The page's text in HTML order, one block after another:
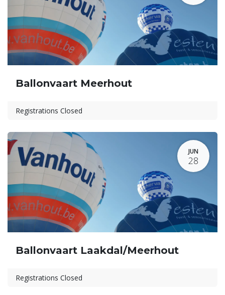
Ballonvaart Meerhout
Registrations Closed
JUN
28
Ballonvaart Laakdal/Meerhout
Registrations Closed